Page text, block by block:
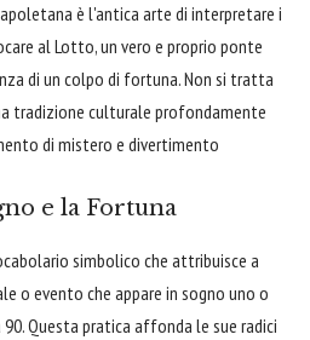
è l'antica arte di interpretare i
al Lotto, un vero e proprio ponte
di un colpo di fortuna. Non si tratta
tradizione culturale profondamente
di mistero e divertimento
e la Fortuna
simbolico che attribuisce a
o evento che appare in sogno uno o
Questa pratica affonda le sue radici